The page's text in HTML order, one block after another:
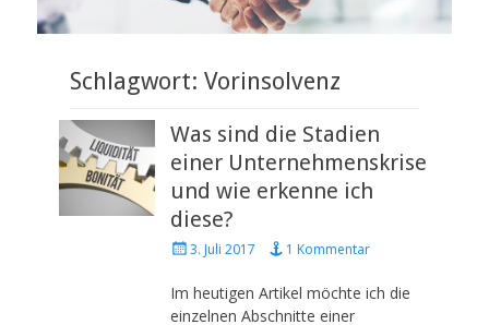
Schlagwort: Vorinsolvenz
Was sind die Stadien
einer Unternehmenskrise
und wie erkenne ich
diese?
P
s
3. Juli 2017 1 Kommentar
Im heutigen Artikel möchte ich die
einzelnen Abschnitte einer